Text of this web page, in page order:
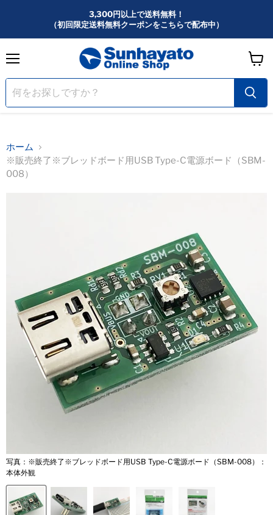
3,300円以上で送料無料！
（初回限定送料無料クーポンをこちらで配布中）
ニ
ュ
ー
ー
ト
を
ホーム
※販売終了※ブレッドボード用USB Type-C電源ボード（SBM-
008）
写真：※販売終了※ブレッドボード用USB Type-C電源ボード（SBM-008）：
本体外観